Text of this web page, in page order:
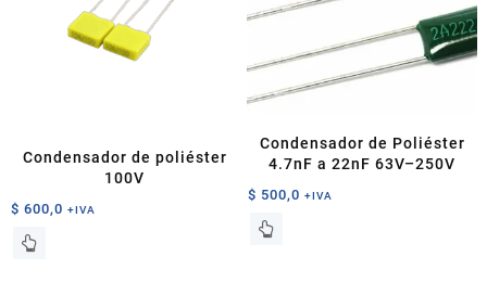
Condensador de poliéster
100V
$ 600,0 +IVA
Este
Condensador de Poliéster
4.7nF a 22nF 63V–250V
$ 500,0 +IVA
Este